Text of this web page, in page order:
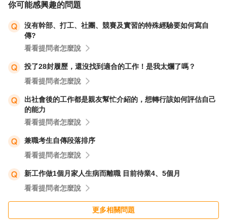
你可能感興趣的問題
沒有幹部、打工、社團、競賽及實習的特殊經驗要如何寫自
傳?
看看提問者怎麼說
投了28封履歷，還沒找到適合的工作！是我太爛了嗎？
看看提問者怎麼說
出社會後的工作都是親友幫忙介紹的，想轉行該如何評估自己
的能力
看看提問者怎麼說
兼職考生自傳段落排序
看看提問者怎麼說
新工作做1個月家人生病而離職 目前待業4、5個月
看看提問者怎麼說
更多相關問題